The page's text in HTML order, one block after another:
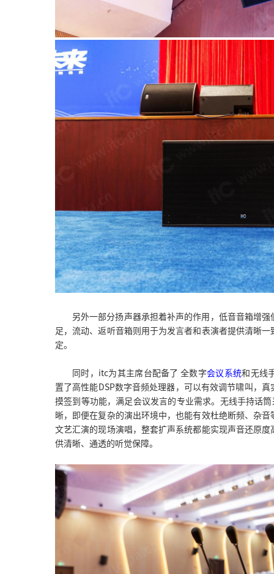
另外一部分扬声器承担着补声的作用，低音音箱增
足，流动、返听音箱则用于为发言者和表演者提供清晰
定。
同时，itc为其主席台配备了 全数字会议系统和无线
置了高性能DSP数字音频处理器，可以有效调节啸叫，
摸签到等功能，满足会议发言的专业需求。无线手持话
晰，即便在复杂的演出环境中，也能有效杜绝断频、杂
文艺汇演的现场演唱，整套扩声系统都能实现声音还原
供清晰、通透的听觉保障。